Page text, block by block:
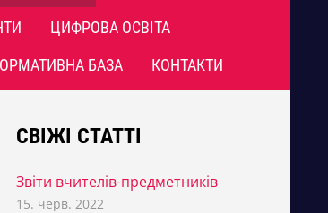
ЦИФРОВА ОСВІТА
БАЗА КОНТАКТИ
СВІЖІ СТАТТІ
Звіти вчителів-предметників
15. черв. 2022